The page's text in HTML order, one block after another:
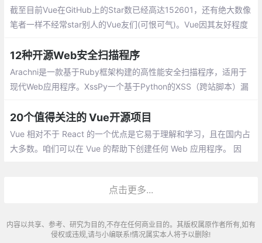
好的软件包。
截至目前Vue在GitHub上的Star数已经高达152601，还有绝大数像
笔者一样不经常star别人的Vue友们(可恨可气)。Vue因其友好程度
12种开源Web安全扫描程序
Arachni是一款基于Ruby框架构建的高性能安全扫描程序，适用于
现代Web应用程序。XssPy一个基于Python的XSS（跨站脚本）漏
在window和linux环境下
20个值得关注的 Vue开源项目
Vue 相对不于 React 的一个优点是它易于理解和学习，且在国内占
大多数。咱们可以在 Vue 的帮助下创建任何 Web 应用程序。 因
点击更多...
内容以共享、参考、研究为目的,不存在任何商业目的。其版权属原作者所有,如有
侵权或违规,请与小编联系!情况属实本人将予以删除!